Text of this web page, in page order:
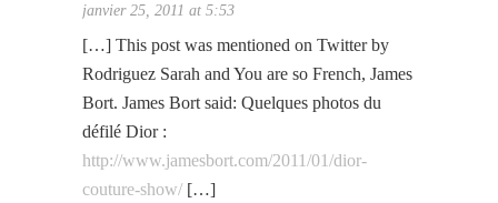
janvier 25, 2011 at 5:53
[…] This post was mentioned on Twitter by
Rodriguez Sarah and You are so French, James
Bort. James Bort said: Quelques photos du
défilé Dior :
http://www.jamesbort.com/2011/01/dior-
couture-show/ […]